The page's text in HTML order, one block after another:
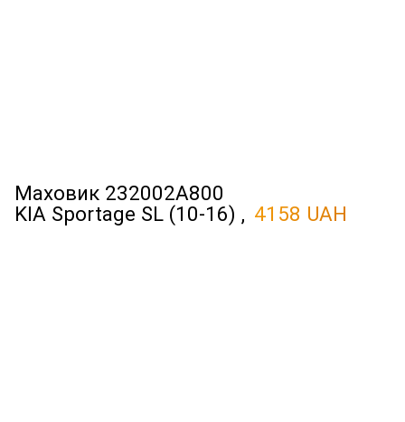
Маховик 232002A800
KIA Sportage SL (10-16) , 4158 UAH